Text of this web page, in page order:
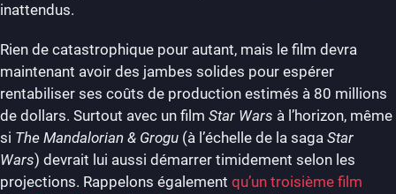
inattendus.
Rien de catastrophique pour autant, mais le film devra
maintenant avoir des jambes solides pour espérer
rentabiliser ses coûts de production estimés à 80 millions
de dollars. Surtout avec un film Star Wars à l’horizon, même
si The Mandalorian & Grogu (à l’échelle de la saga Star
Wars) devrait lui aussi démarrer timidement selon les
projections. Rappelons également qu’un troisième film